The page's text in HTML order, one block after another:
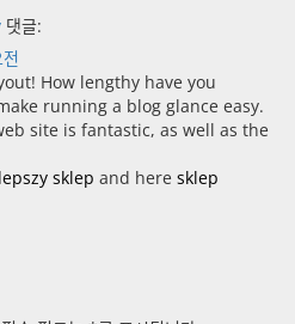
댓글:
How lengthy have you
running a blog glance easy.
site is fantastic, as well as the
sklep and here sklep